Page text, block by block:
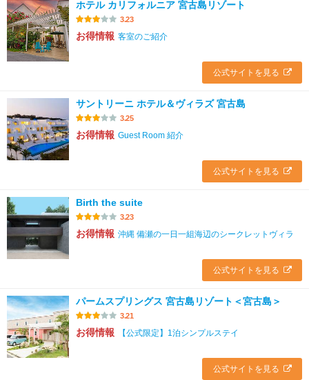
ホテル カリフォルニア 宮古島リゾート
3.23
お得情報 客室のご紹介
公式サイトを見る
サントリーニ ホテル＆ヴィラズ 宮古島
3.25
お得情報 Guest Room 紹介
公式サイトを見る
Birth the suite
3.23
お得情報 沖縄 備瀬の一日一組海辺のシークレットヴィラ
公式サイトを見る
パームスプリングス 宮古島リゾート＜宮古島＞
3.21
お得情報 【公式限定】1泊シンプルステイ
公式サイトを見る